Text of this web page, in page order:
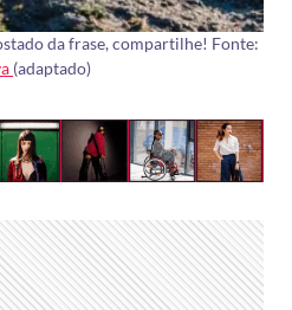
da frase, compartilhe! Fonte:
(adaptado)